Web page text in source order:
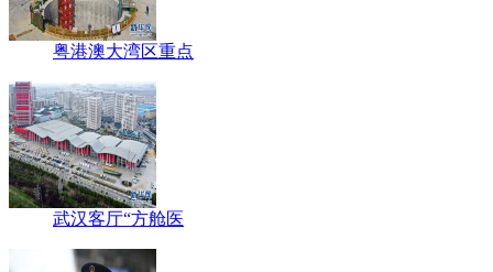
粤港澳大湾区重点
武汉客厅“方舱医